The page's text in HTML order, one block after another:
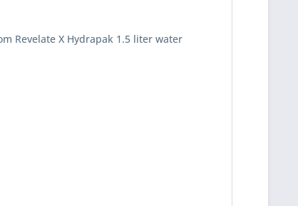
Revelate X Hydrapak 1.5 liter water